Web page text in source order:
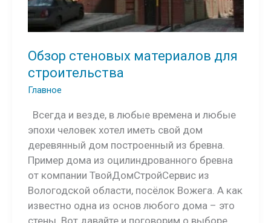
Обзор стеновых материалов для
строительства
Главное
Всегда и везде, в любые времена и любые
эпохи человек хотел иметь свой дом
деревянный дом построенный из бревна.
Пример дома из оцилиндрованного бревна
от компании ТвойДомСтройСервис из
Вологодской области, посёлок Вожега. А как
известно одна из основ любого дома – это